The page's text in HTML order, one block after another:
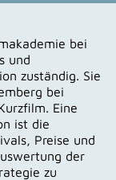
bei
und
zuständig. Sie
bei
Eine
ist die
Preise und
der
zu